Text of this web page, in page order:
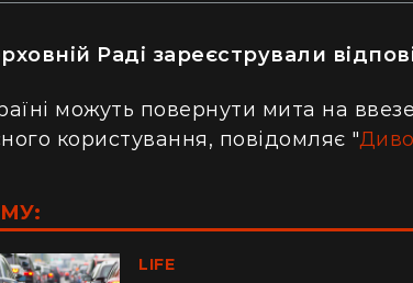
Раді зареєстрували
можуть повернути мита на
користування, повідомляє "
LIFE